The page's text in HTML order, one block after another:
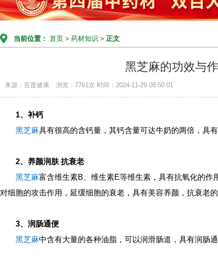
当前位置： 首页 > 药材知识 > 正文
黑芝麻的功效与
来源：百度健康 浏览：7761次 时间：2024-11-29 08:50:01
1、补钙
黑芝麻具有很高的含钙量，其钙含量可达牛奶的两倍，具
2、养颜润肤 抗衰老
黑芝麻富含维生素B、维生素E等维生素，具有抗氧化的作
对细胞的攻击作用，延缓细胞的衰老，具有美容养颜，抗衰老
3、润肠通便
黑芝麻中含有大量的各种油脂，可以润滑肠道，具有润肠